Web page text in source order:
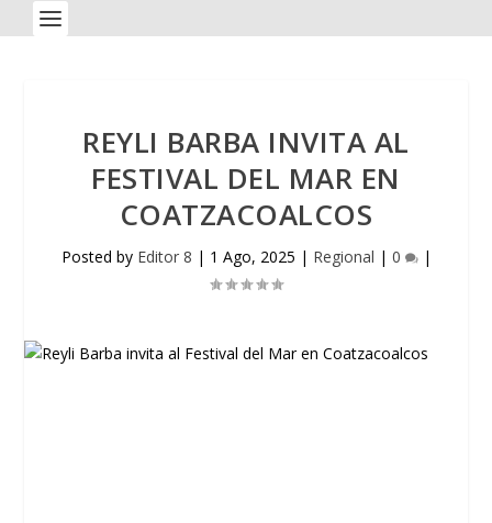
REYLI BARBA INVITA AL
FESTIVAL DEL MAR EN
COATZACOALCOS
Posted by Editor 8 | 1 Ago, 2025 | Regional | 0 |